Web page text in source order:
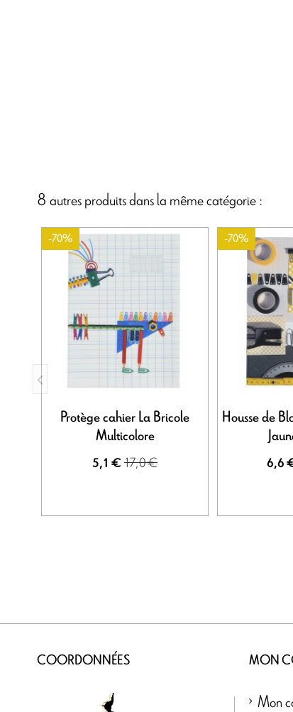
8 autres produits dans la même catégorie :
-70%
Protège cahier La Bricole
Multicolore
5,1 € 17,0 €
-70%
Housse de
6,6
COORDONNÉES MON
Mon